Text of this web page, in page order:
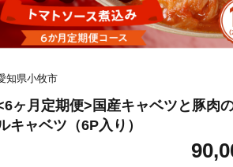
山江村楽天ふ
(寄附受付・返
情報を委託さ
秘義務契約等
知県小牧市
ヶ月定期便>国産キャベツと豚肉
キャベツ（6P入り）